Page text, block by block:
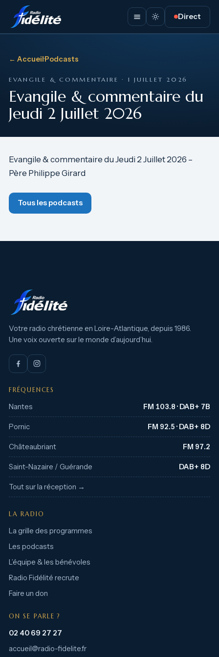
Direct
← Accueil·Podcasts
EVANGILE & COMMENTAIRE · 1 JUILLET 2026
Evangile & commentaire du
Jeudi 2 Juillet 2026
Evangile & commentaire du Jeudi 2 Juillet 2026 –
Père Philippe Girard
Tous les podcasts
Votre radio chrétienne en Loire-Atlantique, depuis 1986.
Une voix ouverte sur le monde d’aujourd’hui.
FRÉQUENCES
Nantes FM 103.8 · DAB+ 7B
Pornic FM 92.5 · DAB+ 8D
Châteaubriant FM 97.2
Saint-Nazaire / Guérande DAB+ 8D
Tout sur la réception →
LA RADIO
La grille des programmes
Les podcasts
L’équipe & les bénévoles
Radio Fidélité recrute
Faire un don
ON SE PARLE ?
02 40 69 27 27
accueil@radio-fidelite.fr